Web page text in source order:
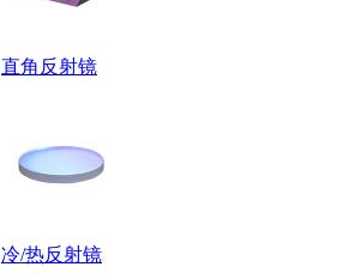
直角反射镜
冷/热反射镜